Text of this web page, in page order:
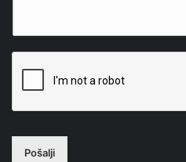
Pošalji